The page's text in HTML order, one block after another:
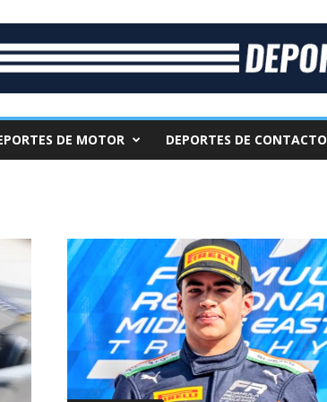
DE MOTOR DEPORTES DE CONTACTO